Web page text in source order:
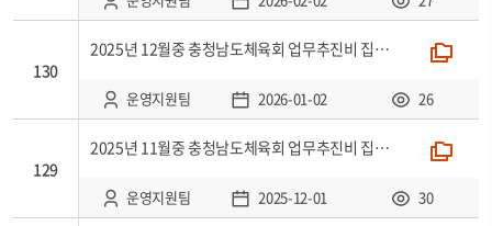
130
2025년 12월중 충청남도체육회 업무추진비 집행현황
운영지원팀 2026-01-02 26
129
2025년 11월중 충청남도체육회 업무추진비 집행현황
운영지원팀 2025-12-01 30